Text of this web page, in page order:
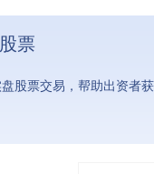
票
股票交易，帮助出资者